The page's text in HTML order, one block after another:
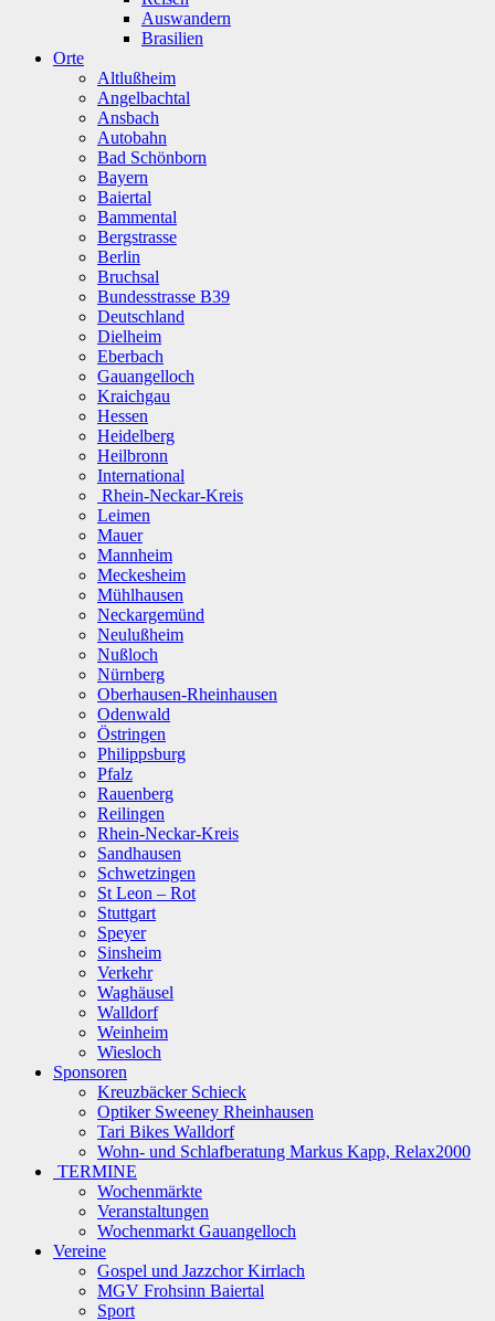
Auswandern
Brasilien
Orte
Altlußheim
Angelbachtal
Ansbach
Autobahn
Bad Schönborn
Bayern
Baiertal
Bammental
Bergstrasse
Berlin
Bruchsal
Bundesstrasse B39
Deutschland
Dielheim
Eberbach
Gauangelloch
Kraichgau
Hessen
Heidelberg
Heilbronn
International
Rhein-Neckar-Kreis
Leimen
Mauer
Mannheim
Meckesheim
Mühlhausen
Neckargemünd
Neulußheim
Nußloch
Nürnberg
Oberhausen-Rheinhausen
Odenwald
Östringen
Philippsburg
Pfalz
Rauenberg
Reilingen
Rhein-Neckar-Kreis
Sandhausen
Schwetzingen
St Leon – Rot
Stuttgart
Speyer
Sinsheim
Verkehr
Waghäusel
Walldorf
Weinheim
Wiesloch
Sponsoren
Kreuzbäcker Schieck
Optiker Sweeney Rheinhausen
Tari Bikes Walldorf
Wohn- und Schlafberatung Markus Kapp, Relax2000
TERMINE
Wochenmärkte
Veranstaltungen
Wochenmarkt Gauangelloch
Vereine
Gospel und Jazzchor Kirrlach
MGV Frohsinn Baiertal
Sport